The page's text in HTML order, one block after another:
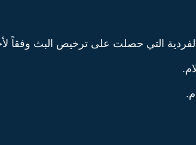
التي حصلت على ترخيص البث وفقاً